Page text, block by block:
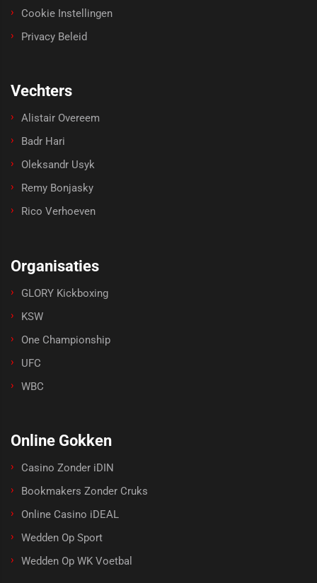
Cookie Instellingen
Privacy Beleid
Vechters
Alistair Overeem
Badr Hari
Oleksandr Usyk
Remy Bonjasky
Rico Verhoeven
Organisaties
GLORY Kickboxing
KSW
One Championship
UFC
WBC
Online Gokken
Casino Zonder iDIN
Bookmakers Zonder Cruks
Online Casino iDEAL
Wedden Op Sport
Wedden Op WK Voetbal